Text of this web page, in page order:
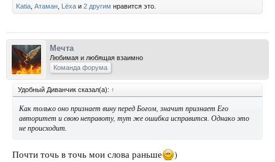
Katia Атаман Lёxa и 2 другим нравится это.
Мечта
Любимая и любящая взаимно
Команда форума
Удобный Диванчик сказал(а): ↑
Как только оно признает вину перед Богом, значит признает Его
авторитет и свою неправоту, тут же ошибка исправится. Однако это
не происходит.
Почти точь в точь мои слова раньше )